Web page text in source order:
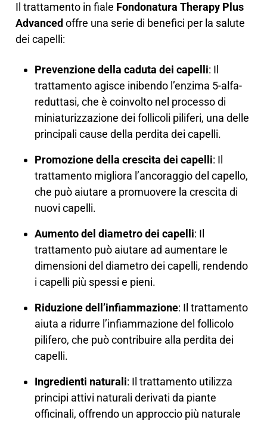
Il trattamento in fiale Fondonatura Therapy Plus
Advanced offre una serie di benefici per la salute
dei capelli:
Prevenzione della caduta dei capelli: Il
trattamento agisce inibendo l’enzima 5-alfa-
reduttasi, che è coinvolto nel processo di
miniaturizzazione dei follicoli piliferi, una delle
principali cause della perdita dei capelli.
Promozione della crescita dei capelli: Il
trattamento migliora l’ancoraggio del capello,
che può aiutare a promuovere la crescita di
nuovi capelli.
Aumento del diametro dei capelli: Il
trattamento può aiutare ad aumentare le
dimensioni del diametro dei capelli, rendendo
i capelli più spessi e pieni.
Riduzione dell’infiammazione: Il trattamento
aiuta a ridurre l’infiammazione del follicolo
pilifero, che può contribuire alla perdita dei
capelli.
Ingredienti naturali: Il trattamento utilizza
principi attivi naturali derivati da piante
officinali, offrendo un approccio più naturale